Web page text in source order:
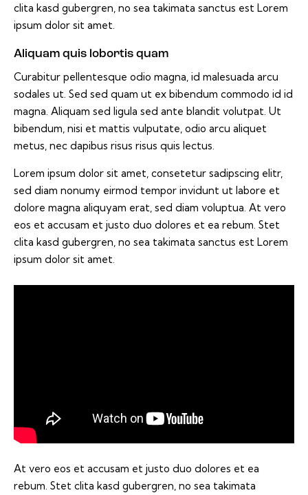
clita kasd gubergren, no sea takimata sanctus est Lorem
ipsum dolor sit amet.
Aliquam quis lobortis quam
Curabitur pellentesque odio magna, id malesuada arcu
sodales ut. Sed sed quam ut ex bibendum commodo id id
magna. Aliquam sed ligula sed ante blandit volutpat. Ut
bibendum, nisi et mattis vulputate, odio arcu aliquet
metus, nec dapibus risus risus quis lectus.
Lorem ipsum dolor sit amet, consetetur sadipscing elitr,
sed diam nonumy eirmod tempor invidunt ut labore et
dolore magna aliquyam erat, sed diam voluptua. At vero
eos et accusam et justo duo dolores et ea rebum. Stet
clita kasd gubergren, no sea takimata sanctus est Lorem
ipsum dolor sit amet.
At vero eos et accusam et justo duo dolores et ea
rebum. Stet clita kasd gubergren, no sea takimata